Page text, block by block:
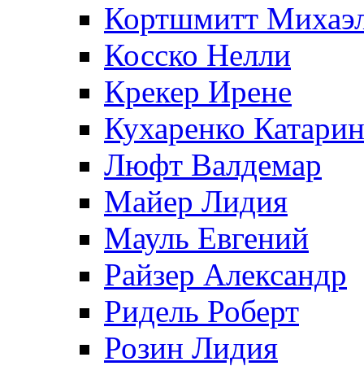
Кортшмитт
Косско Нелли
Крекер Ирене
Кухаренко
Люфт Валдемaр
Майер Лидия
Мауль Евгений
Райзер Александр
Ридель Роберт
Розин Лидия